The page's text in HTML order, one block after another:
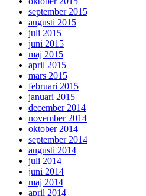
september 2015
augusti 2015
juli 2015
juni 2015
maj 2015
april 2015
mars 2015
februari 2015
januari 2015
december 2014
november 2014
oktober 2014
september 2014
augusti 2014
juli 2014
juni 2014
maj 2014
april 2014